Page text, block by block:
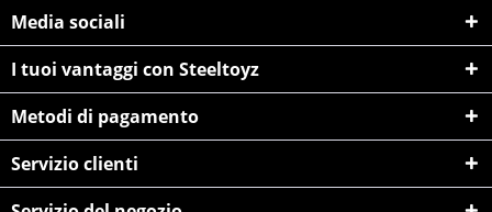
Media sociali
I tuoi vantaggi con Steeltoyz
Metodi di pagamento
Servizio clienti